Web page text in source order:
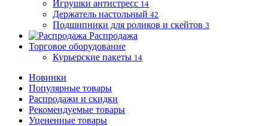
Игрушки антистресс 14
Держатель настольный 42
Подшипники для роликов и скейтов 3
Распродажа
Торговое оборудование
Курьерские пакеты 14
Новинки
Популярные товары
Распродажи и скидки
Рекомендуемые товары
Уцененные товары